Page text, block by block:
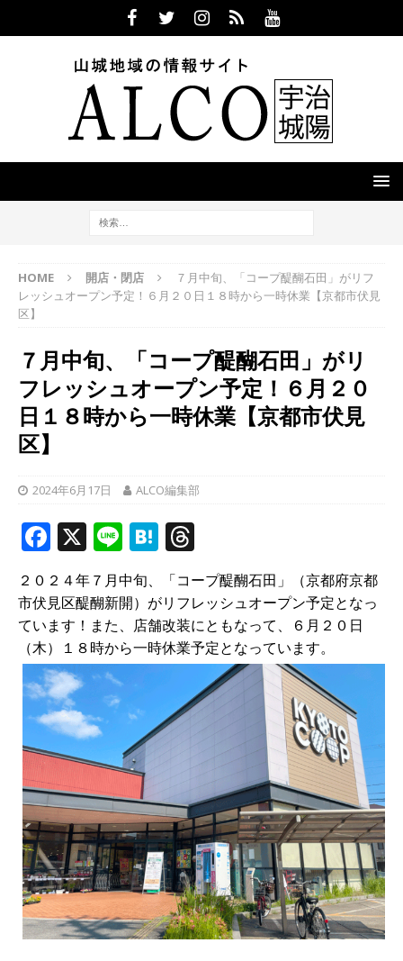
HOME 開店・閉店
７月中旬、「コープ醍醐石田」がリフ
レッシュオープン予定！６月２０日１８時から一時休業【京都市伏見
区】
７月中旬、「コープ醍醐石田」がリ
フレッシュオープン予定！６月２０
日１８時から一時休業【京都市伏見
区】
2024年6月17日 ALCO編集部
F
a
c
e
b
o
o
k
X Li
n
e
H
at
e
n
a
h
r
e
a
d
s
２０２４年７月中旬、「コープ醍醐石田」（京都府京都
市伏見区醍醐新開）がリフレッシュオープン予定となっ
ています！また、店舗改装にともなって、６月２０日
（木）１８時から一時休業予定となっています。